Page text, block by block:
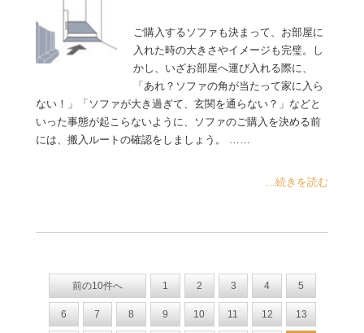
ご購入するソファも決まって、お部屋に
入れた時の大きさやイメージも完璧。し
かし、いざお部屋へ運び入れる際に、
「あれ？ソファの角が当たって家に入ら
ない！」「ソファが大き過ぎて、玄関を通らない？」などと
いった事態が起こらないように、ソファのご購入を決める前
には、搬入ルートの確認をしましょう。 ……
...続きを読む
前の10件へ 1 2 3 4 5
6 7 8 9 10 11 12 13